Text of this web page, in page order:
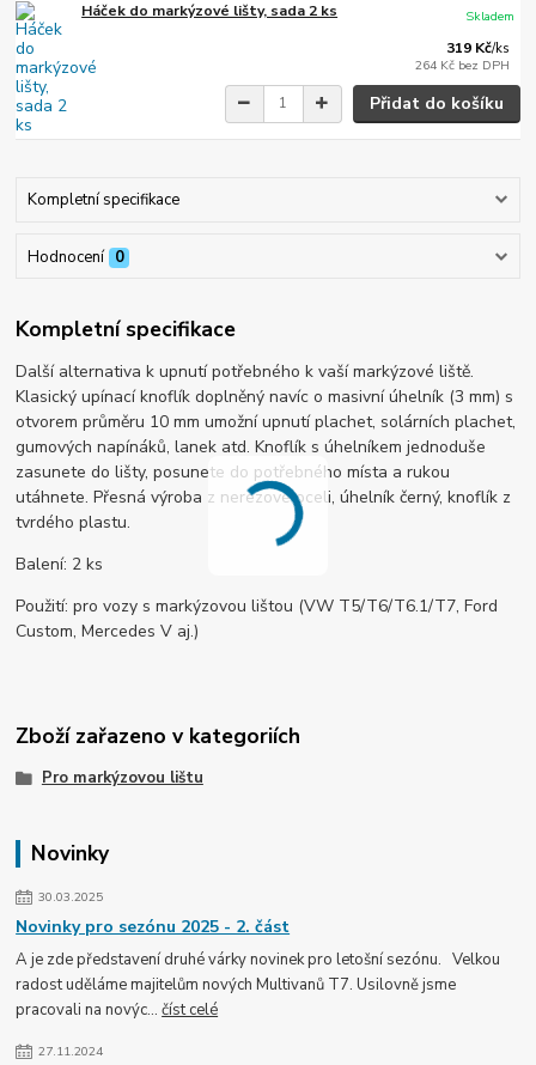
Novinky
30.03.2025
Novinky pro sezónu 2025 - 2. část
A je zde představení druhé várky novinek pro letošní sezónu. Velkou
radost uděláme majitelům nových Multivanů T7. Usilovně jsme
pracovali na novýc...číst celé
27.11.2024
Háček do markýzové lišty, sada 2 ks
319 Kč/ks
264 Kč bez DPH
Skladem
Přidat do košíku
Kompletní specifikace
Hodnocení 0
Kompletní specifikace
Další alternativa k upnutí potřebného k vaší markýzové liště.
Klasický upínací knoflík doplněný navíc o masivní úhelník (3 mm) s
otvorem průměru 10 mm umožní upnutí plachet, solárních plachet,
gumových napínáků, lanek atd. Knoflík s úhelníkem jednoduše
zasunete do lišty, posunete do potřebného místa a rukou
utáhnete. Přesná výroba z nerezové oceli, úhelník černý, knoflík z
tvrdého plastu.
Balení: 2 ks
Použití: pro vozy s markýzovou lištou (VW T5/T6/T6.1/T7, Ford
Custom, Mercedes V aj.)
Zboží zařazeno v kategoriích
Pro markýzovou lištu